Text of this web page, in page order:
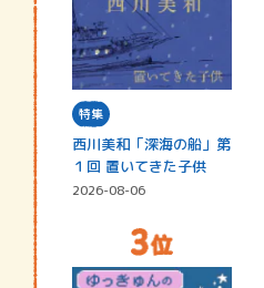
特集
西川美和「深海の船」第
１回 置いてきた子供
2026-08-06